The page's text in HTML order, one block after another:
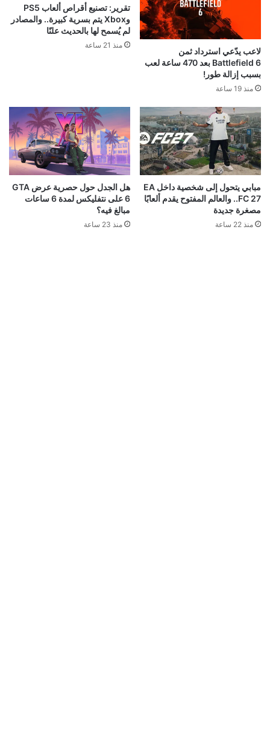
لاعب يدّعي استرداد ثمن
Battlefield 6 بعد 470 ساعة لعب
بسبب إزالة طور!
منذ 19 ساعة
تقرير: تصنيع أقراص ألعاب PS5
وXbox يتم بسرية كبيرة.. والمصادر
لم يُسمح لها بالحديث علنًا
منذ 21 ساعة
مبابي يتحول إلى شخصية داخل EA
FC 27.. والعالم المفتوح يقدم ألعابًا
مصغرة جديدة
منذ 22 ساعة
هل الجدل حول حصرية عرض GTA
6 على نتفليكس لمدة 6 ساعات
مبالغ فيه؟
منذ 23 ساعة